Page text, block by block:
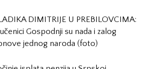
DIMITRIJE U PREBILOVCIMA:
Gospodnji su nada i zalog
jednog naroda (foto)